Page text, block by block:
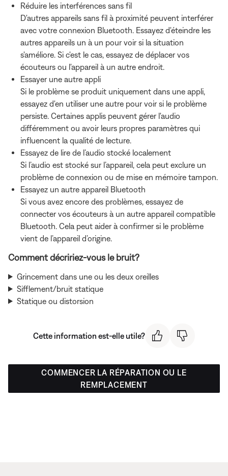
Réduire les interférences sans fil
D'autres appareils sans fil à proximité peuvent interférer
avec votre connexion Bluetooth. Essayez d'éteindre les
autres appareils un à un pour voir si la situation
s'améliore. Si c'est le cas, essayez de déplacer vos
écouteurs ou l'appareil à un autre endroit.
Essayer une autre appli
Si le problème se produit uniquement dans une appli,
essayez d'en utiliser une autre pour voir si le problème
persiste. Certaines applis peuvent gérer l'audio
différemment ou avoir leurs propres paramètres qui
influencent la qualité de lecture.
Essayez de lire de l’audio stocké localement
Si l’audio est stocké sur l’appareil, cela peut exclure un
problème de connexion ou de mise en mémoire tampon.
Essayez un autre appareil Bluetooth
Si vous avez encore des problèmes, essayez de
connecter vos écouteurs à un autre appareil compatible
Bluetooth. Cela peut aider à confirmer si le problème
vient de l’appareil d’origine.
Comment décririez-vous le bruit?
Grincement dans une ou les deux oreilles
Sifflement/bruit statique
Statique ou distorsion
Cette information est-elle utile?
COMMENCER LA RÉPARATION OU LE
REMPLACEMENT